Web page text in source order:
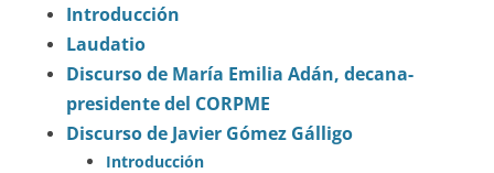
Introducción
Laudatio
Discurso de María Emilia Adán, decana-
presidente del CORPME
Discurso de Javier Gómez Gálligo
Introducción